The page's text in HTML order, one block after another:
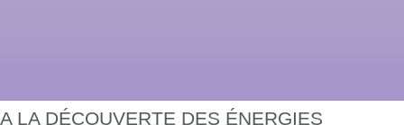
A LA DÉCOUVERTE DES ÉNERGIES